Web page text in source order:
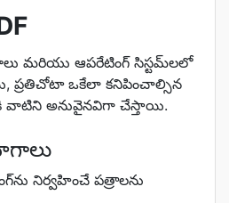
మరియు ఆపరేటింగ్ సిస్టమ్‌లలో
ప్రతిచోటా ఒకేలా కనిపించాల్సిన
వాటిని అనువైనవిగా చేస్తాయి.
నిర్వహించే పత్రాలను